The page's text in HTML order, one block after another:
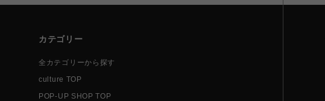
カテゴリー
全カテゴリーから探す
culture TOP
POP-UP SHOP TOP